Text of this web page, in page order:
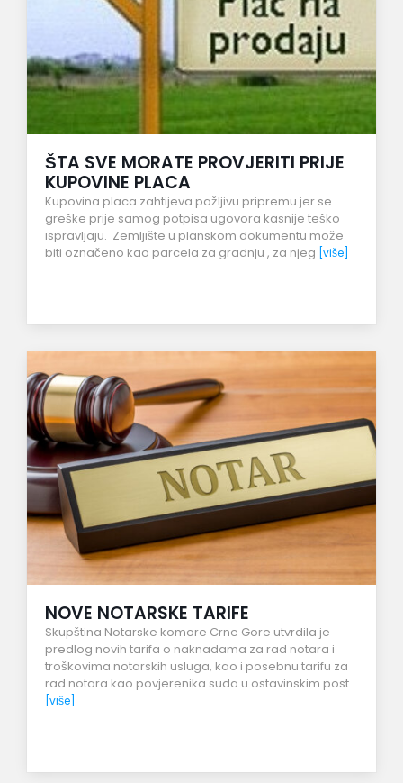
ŠTA SVE MORATE PROVJERITI PRIJE
KUPOVINE PLACA
Kupovina placa zahtijeva pažljivu pripremu jer se
greške prije samog potpisa ugovora kasnije teško
ispravljaju. Zemljište u planskom dokumentu može
biti označeno kao parcela za gradnju , za njeg [više]
NOVE NOTARSKE TARIFE
Skupština Notarske komore Crne Gore utvrdila je
predlog novih tarifa o naknadama za rad notara i
troškovima notarskih usluga, kao i posebnu tarifu za
rad notara kao povjerenika suda u ostavinskim post
[više]